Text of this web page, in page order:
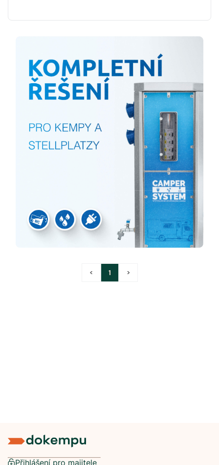
< 1 >
Přihlášení pro majitele